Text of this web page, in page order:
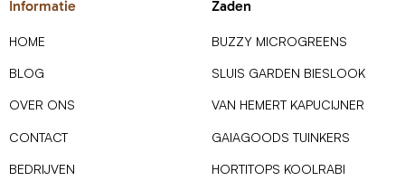
Informatie
HOME
BLOG
OVER ONS
CONTACT
BEDRIJVEN
Zaden
BUZZY MICROGREENS
SLUIS GARDEN BIESLOOK
VAN HEMERT KAPUCIJNER
GAIAGOODS TUINKERS
HORTITOPS KOOLRABI